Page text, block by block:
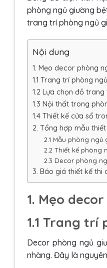
phòng ngủ giường
trang trí phòng ngủ
Nội dung
1. Mẹo decor phòng
1.1 Trang trí phòng
1.2 Lựa chọn đồ
1.3 Nội thất trong
1.4 Thiết kế cửa sổ
2. Tổng hợp mẫu
2.1 Mẫu phòng ngủ
2.2 Thiết kế phòng
2.3 Decor phòng
3. Báo giá thiết kế thi
1. Mẹo
1.1 Trang
Decor phòng ngủ
nhàng. Đây là